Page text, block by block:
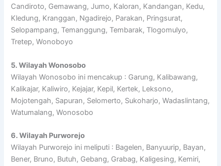
Candiroto, Gemawang, Jumo, Kaloran, Kandangan, Kedu,
Kledung, Kranggan, Ngadirejo, Parakan, Pringsurat,
Selopampang, Temanggung, Tembarak, Tlogomulyo,
Tretep, Wonoboyo
5. Wilayah Wonosobo
Wilayah Wonosobo ini mencakup : Garung, Kalibawang,
Kalikajar, Kaliwiro, Kejajar, Kepil, Kertek, Leksono,
Mojotengah, Sapuran, Selomerto, Sukoharjo, Wadaslintang,
Watumalang, Wonosobo
6. Wilayah Purworejo
Wilayah Purworejo ini meliputi : Bagelen, Banyuurip, Bayan,
Bener, Bruno, Butuh, Gebang, Grabag, Kaligesing, Kemiri,